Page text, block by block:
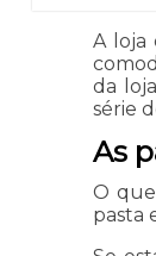
A loja
da
série
As
O
pasta